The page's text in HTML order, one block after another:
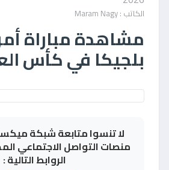
الكاتب : Maram Nagy
مشاهدة مباراة
بلجيكا في كأس
لا تنسوا متابعة شبكة
منصات التواصل الاجتماعي
الروابط التالية :